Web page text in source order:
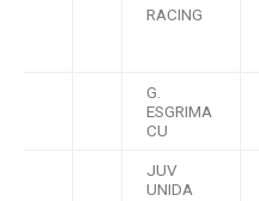
RACING
G.
ESGRIMA
CU
JUV
UNIDA